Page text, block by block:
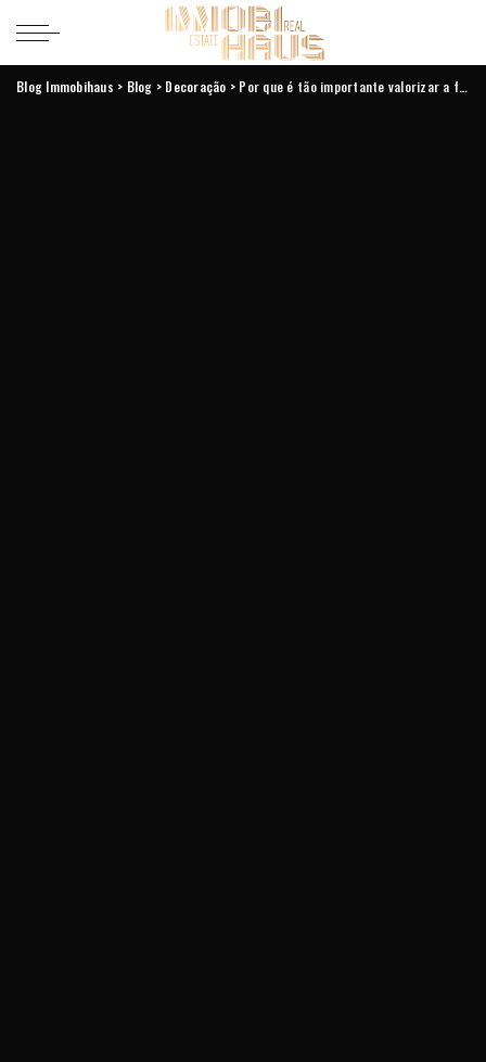
Blog Immobihaus > Blog > Decoração > Por que é tão importante valorizar a fachada de um imóvel residencial?